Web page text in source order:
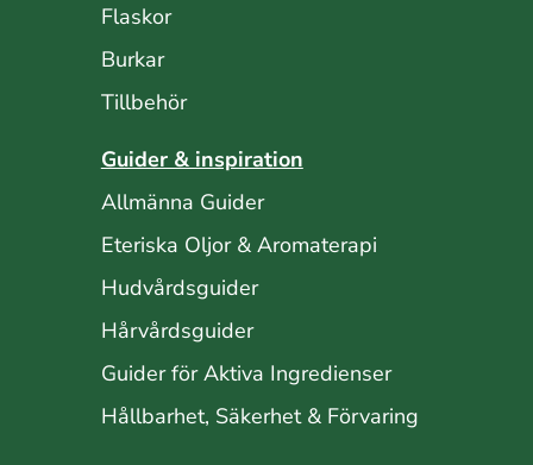
Flaskor
Burkar
Tillbehör
Guider & inspiration
Allmänna Guider
Eteriska Oljor & Aromaterapi
Hudvårdsguider
Hårvårdsguider
Guider för Aktiva Ingredienser
Hållbarhet, Säkerhet & Förvaring